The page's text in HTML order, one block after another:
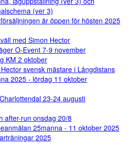
(ver 3)
är öppen för hösten 2025
med Simon Hector
O-Event 7-9 november
KM 2 oktober
svensk mästare i Långdistans
2025 - lördag 11 oktober
23-24 augusti
after-run onsdag 20/8
25manna - 11 oktober 2025
2025